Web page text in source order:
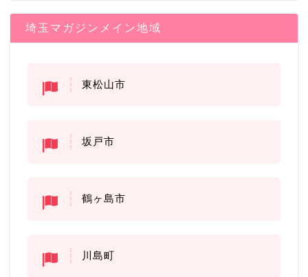
埼玉マガジンメイン地域
東松山市
坂戸市
鶴ヶ島市
川島町